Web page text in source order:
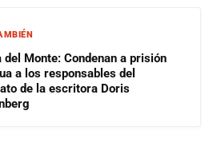
del Monte: Condenan a prisión
a los responsables del
de la escritora Doris